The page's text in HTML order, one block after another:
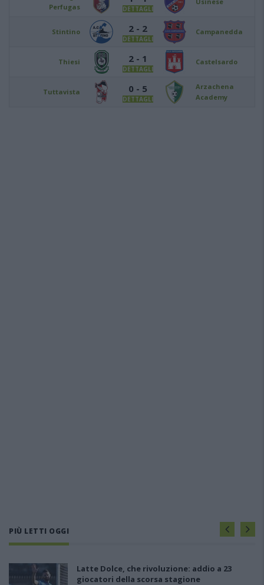
Perfugas
DETTAGLI
Stintino 2 - 2
DETTAGLI
Campanedda
Thiesi 2 - 1
DETTAGLI
Castelsardo
Tuttavista 0 - 5
DETTAGLI
Arzachena
Academy
PIÙ LETTI OGGI
Latte Dolce, che rivoluzione: addio a 23
giocatori della scorsa stagione